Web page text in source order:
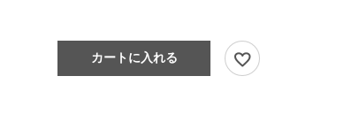
カートに入れる